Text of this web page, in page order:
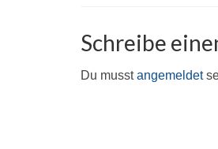
Schreibe
Du musstangemeldet